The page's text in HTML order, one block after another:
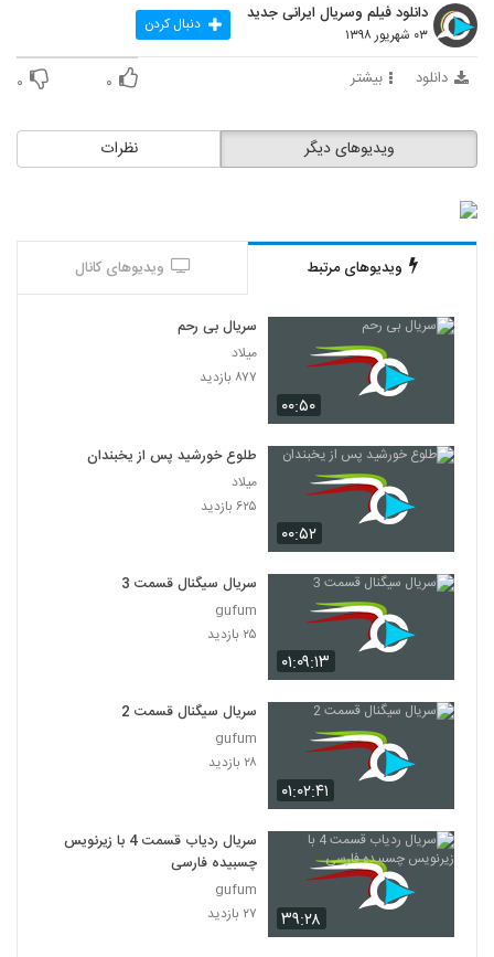
دانلود فیلم وسریال ایرانی جدید
۰۳ شهریور ۱۳۹۸ دنبال کردن
دانلود بیشتر ۰ ۰
نظرات ویدیوهای دیگر
ویدیوهای مرتبط ویدیوهای کانال
۰۰:۵۰
سریال بی رحم
میلاد
۸۷۷ بازدید
۰۰:۵۲
طلوع خورشید پس از یخبندان
میلاد
۶۲۵ بازدید
۰۱:۰۹:۱۳
سریال سیگنال قسمت 3
gufum
۲۵ بازدید
۰۱:۰۲:۴۱
سریال سیگنال قسمت 2
gufum
۲۸ بازدید
۳۹:۲۸
سریال ردیاب قسمت 4 با زیرنویس
چسبیده فارسی
gufum
۲۷ بازدید